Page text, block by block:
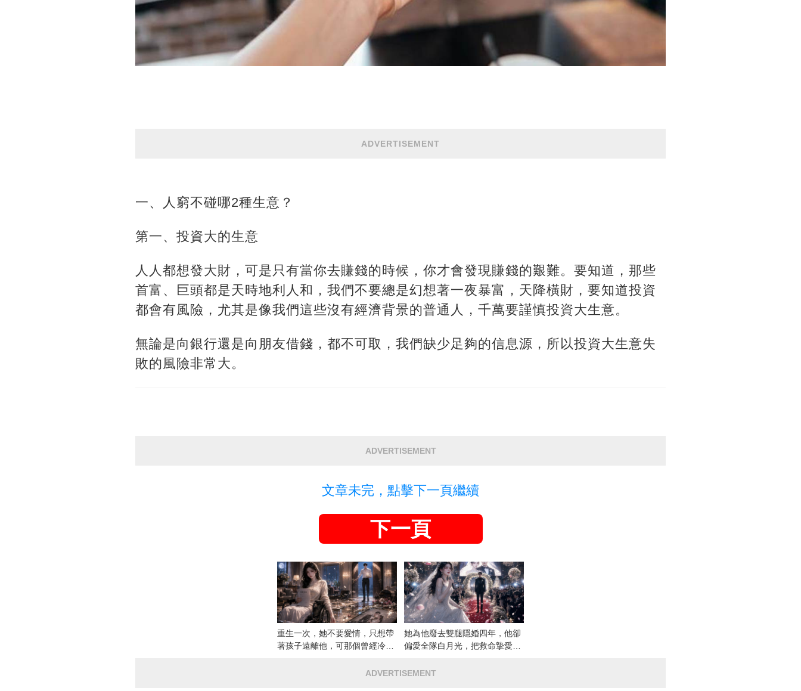
ADVERTISEMENT
一、人窮不碰哪2種生意？
第一、投資大的生意
人人都想發大財，可是只有當你去賺錢的時候，你才會發現賺錢的艱難。要知道，那些
首富、巨頭都是天時地利人和，我們不要總是幻想著一夜暴富，天降橫財，要知道投資
都會有風險，尤其是像我們這些沒有經濟背景的普通人，千萬要謹慎投資大生意。
無論是向銀行還是向朋友借錢，都不可取，我們缺少足夠的信息源，所以投資大生意失
敗的風險非常大。
ADVERTISEMENT
文章未完，點擊下一頁繼續
下一頁
重生一次，她不要愛情，只想帶
著孩子遠離他，可那個曾經冷漠
她為他廢去雙腿隱婚四年，他卻
偏愛全隊白月光，把救命摯愛當
ADVERTISEMENT